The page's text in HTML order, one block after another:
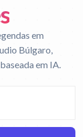
em
Búlgaro,
em IA.